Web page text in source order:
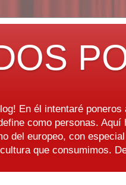
En él intentaré
como personas.
del europeo, con
que consumimos.